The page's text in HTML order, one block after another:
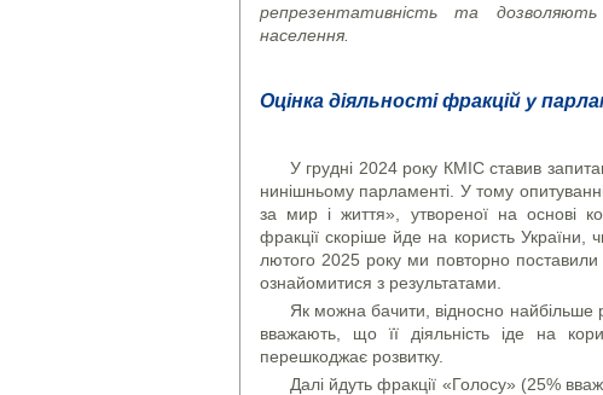
репрезентативність та дозволяють
населення.
Оцінка діяльності фракцій у
У грудні 2024 року КМІС ставив
нинішньому парламенті. У тому
за мир і життя», утвореної на основі
фракції скоріше йде на користь
лютого 2025 року ми повторно
ознайомитися з результатами.
Як можна бачити, відносно
вважають, що її діяльність іде на
перешкоджає розвитку.
Далі йдуть фракції «Голосу» (25%